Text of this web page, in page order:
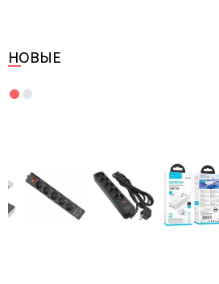
НОВЫЕ